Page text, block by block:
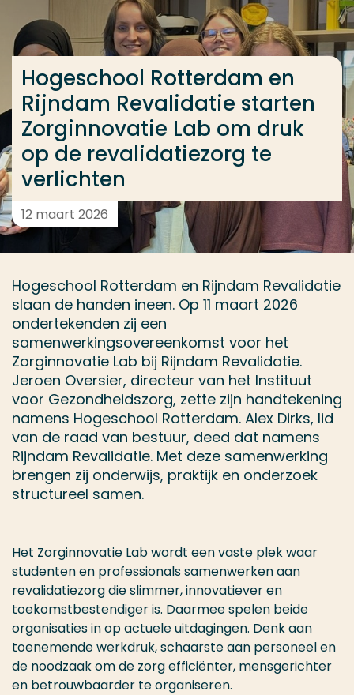
Ga direct naar de content
... > Hogeschool Rotterdam en Rijndam
Hogeschool Rotterdam en
Rijndam Revalidatie starten
Zorginnovatie Lab om druk
op de revalidatiezorg te
verlichten
12 maart 2026
Hogeschool Rotterdam en Rijndam Revalidatie
slaan de handen ineen. Op 11 maart 2026
ondertekenden zij een
samenwerkingsovereenkomst voor het
Zorginnovatie Lab bij Rijndam Revalidatie.
Jeroen Oversier, directeur van het Instituut
voor Gezondheidszorg, zette zijn handtekening
namens Hogeschool Rotterdam. Alex Dirks, lid
van de raad van bestuur, deed dat namens
Rijndam Revalidatie. Met deze samenwerking
brengen zij onderwijs, praktijk en onderzoek
structureel samen.
Het Zorginnovatie Lab wordt een vaste plek waar
studenten en professionals samenwerken aan
revalidatiezorg die slimmer, innovatiever en
toekomstbestendiger is. Daarmee spelen beide
organisaties in op actuele uitdagingen. Denk aan
toenemende werkdruk, schaarste aan personeel en
de noodzaak om de zorg efficiënter, mensgerichter
en betrouwbaarder te organiseren.
Veel gezocht
Opleiding
Contact